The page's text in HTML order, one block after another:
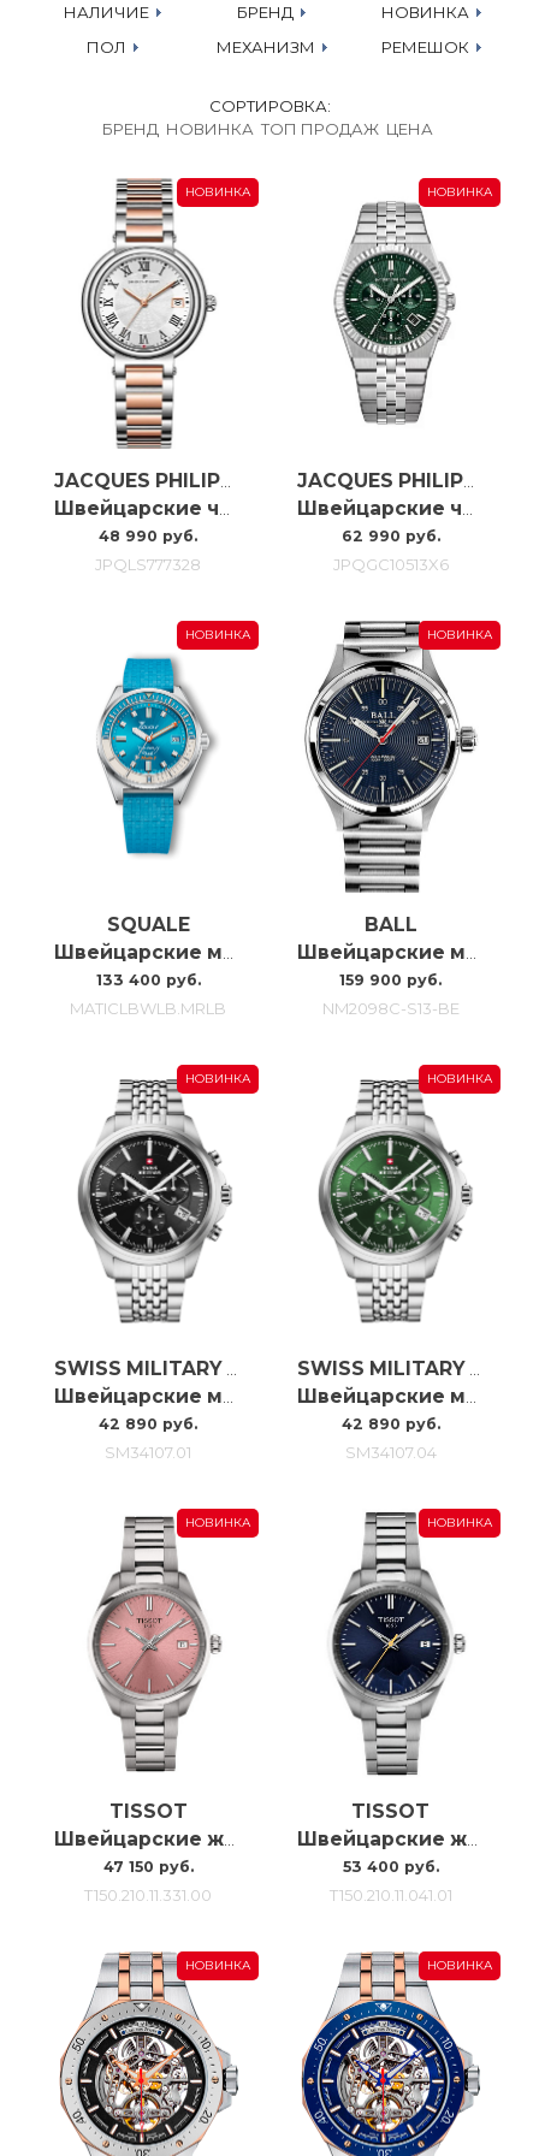
НАЛИЧИЕ БРЕНД
НОВИНКА
ПОЛ
МЕХАНИЗМ РЕМЕШОК
СОРТИРОВКА:
БРЕНД НОВИНКА ТОП ПРОДАЖ ЦЕНА
НОВИНКА
JACQUES PHILIPPE
Швейцарские часы Jacques Philippe Fabula JPQLS777328
48 990 руб.
JPQLS777328
НОВИНКА
JACQUES PHILIPPE
Швейцарские часы Jacques Philippe Virtus Chrono JPQGC10513X6
62 990 руб.
JPQGC10513X6
НОВИНКА
SQUALE
133 400 руб.
MATICLBWLB.MRLB
НОВИНКА
BALL
159 900 руб.
NM2098C-S13-BE
НОВИНКА
42 890 руб.
SM34107.01
НОВИНКА
42 890 руб.
SM34107.04
НОВИНКА
TISSOT
Швейцарские женские наручные часы Tissot Pr100 34mm T150.210.11.331.00
47 150 руб.
T150.210.11.331.00
НОВИНКА
TISSOT
Швейцарские женские наручные часы Tissot Pr 100 Jungfraubahn 34MM
53 400 руб.
T150.210.11.041.01
НОВИНКА НОВИНКА